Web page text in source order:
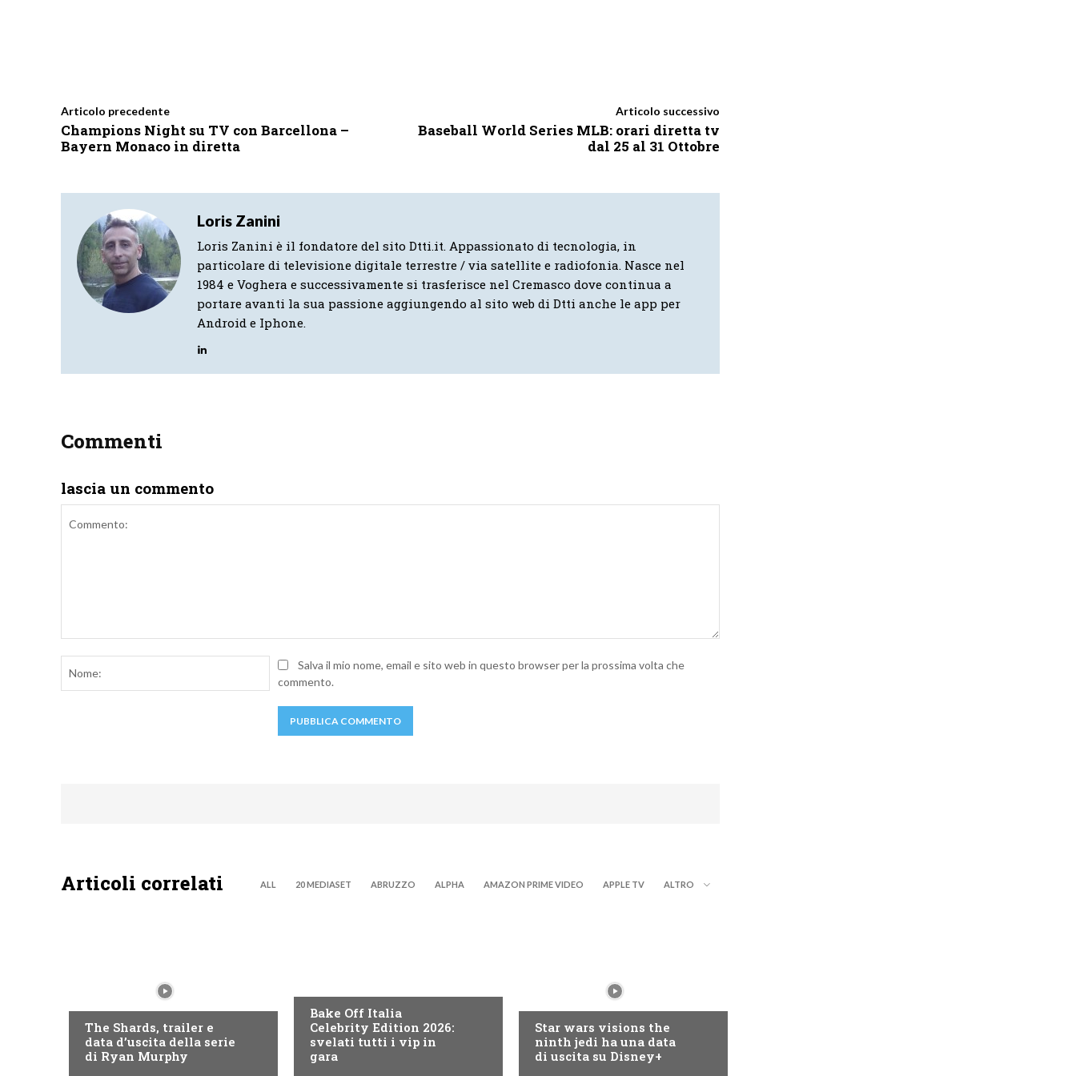
Articolo precedente
Champions Night su TV con Barcellona –
Bayern Monaco in diretta
Articolo successivo
Baseball World Series MLB: orari diretta tv
dal 25 al 31 Ottobre
Loris Zanini
Loris Zanini è il fondatore del sito Dtti.it. Appassionato di tecnologia, in
particolare di televisione digitale terrestre / via satellite e radiofonia. Nasce nel
1984 e Voghera e successivamente si trasferisce nel Cremasco dove continua a
portare avanti la sua passione aggiungendo al sito web di Dtti anche le app per
Android e Iphone.
Commenti
lascia un commento
Nome:Salva il mio nome, email e sito web in questo browser per la prossima volta che
commento.
Articoli correlati ALL 20 MEDIASET ABRUZZO ALPHA AMAZON PRIME VIDEO APPLE TV ALTRO
The Shards, trailer e
data d’uscita della serie
di Ryan Murphy
Bake Off Italia
Celebrity Edition 2026:
svelati tutti i vip in
gara
Star wars visions the
ninth jedi ha una data
di uscita su Disney+